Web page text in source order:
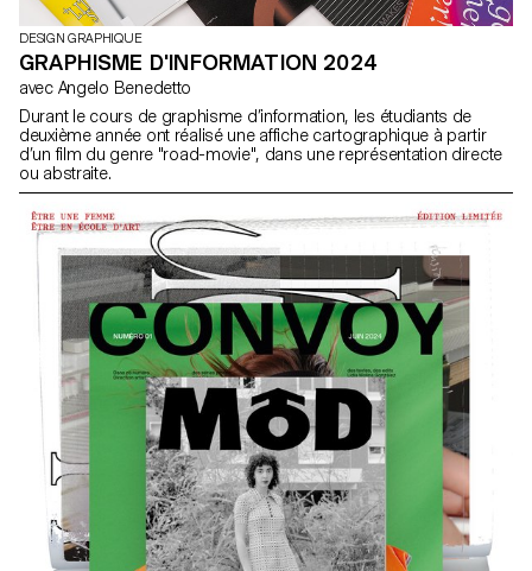
DESIGN GRAPHIQUE
GRAPHISME D'INFORMATION 2024
avec Angelo Benedetto
Durant le cours de graphisme d’information, les étudiants de
deuxième année ont réalisé une affiche cartographique à partir
d’un film du genre "road-movie", dans une représentation directe
ou abstraite.